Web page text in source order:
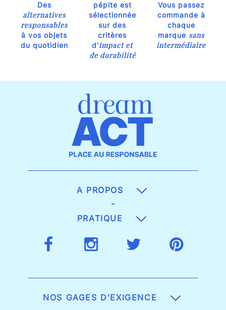
Des
alternatives
responsables
à vos objets
du quotidien
pépite est
sélectionnée
sur des
critères
d'impact et
de durabilité
Vous passez
commande à
chaque
marque sans
intermédiaire
A PROPOS
-
PRATIQUE
NOS GAGES D'EXIGENCE